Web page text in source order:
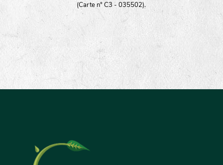
(Carte n° C3 - 035502).